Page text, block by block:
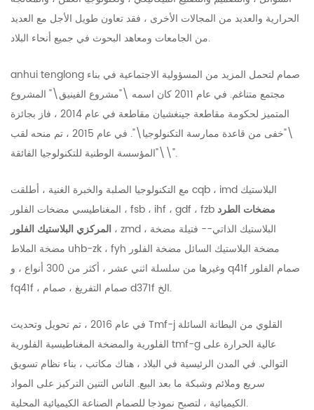
الحرارية والعديد من المجالات الأخرى ، فقد تعاون طويل الأجل مع العديد
من الجامعات ومعاهد البحوث في جميع أنحاء البلاد.
anhui tenglong صمام لتحمل المزيد من المسؤولية الاجتماعية في بناء
مجتمع متناغم. في عام 2011 كان اسمه \"مشروع الفينيق\" المشروع
المتميز لحكومة مقاطعة جينغشيان مقاطعة في عام 2014 ، فاز بجائزة
\"خفى من قاعدة ممارسة التكنولوجيا\". في عام 2015 ، تم منحه لقب
\"المؤسسة الوطنية للتكنولوجيا الفائقة\".
مع التكنولوجيا الصلبة والخبرة الغنية ، أطلقت cqb ، imd البلاستيك
المغناطيسي مضخات الفلور ، fsb ، ihf ، gdf ، fzb
المركزي البلاستيك الفلور ، zmd البلاستيك الذاتي-- فتيلة مضخة ،
مضخة الملاط uhb-zk ، fyh مضخة البلاستيك السائل مضخة الفلور
وغيرها من سلسلة اثني عشر ، أكثر من 300 أنواع ، و q41f صمام الفلور
fq41f ، صمام التفريغ ، صمام d371f الخ.
في عام 2016 ، تم تحويل وتحديث Tmf-j القلوي من البطانة السائلة
الفلورية والمضخة المغناطيسية الفلورية tmf-g عالية الحرارة على
التوالي. في المدن الرئيسية في البلاد ، هناك مكاتب ، بناء نظام تسويق
سريع وملائم وشبكة ما بعد البيع. الناس التنين التركيز على المواد
الكيميائية ، لتصبح نموذجا للصمام الصناعة الكيميائية المحلية.